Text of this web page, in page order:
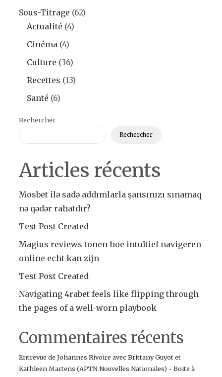
Sous-Titrage (62)
Actualité (4)
Cinéma (4)
Culture (36)
Recettes (13)
Santé (6)
Rechercher
Rechercher
Articles récents
Mosbet ilə sadə addımlarla şansınızı sınamaq
nə qədər rahatdır?
Test Post Created
Magius reviews tonen hoe intuïtief navigeren
online echt kan zijn
Test Post Created
Navigating 4rabet feels like flipping through
the pages of a well-worn playbook
Commentaires récents
Entrevue de Johannes Rivoire avec Brittany Guyot et
Kathleen Martens (APTN Nouvelles Nationales) - Boite à